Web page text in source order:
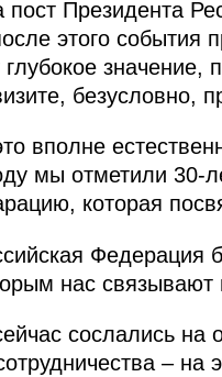
Президента
этого
значение,
безусловно,
вполне
мы отметили 30-
которая
Федерация
нас
сослались на
– на